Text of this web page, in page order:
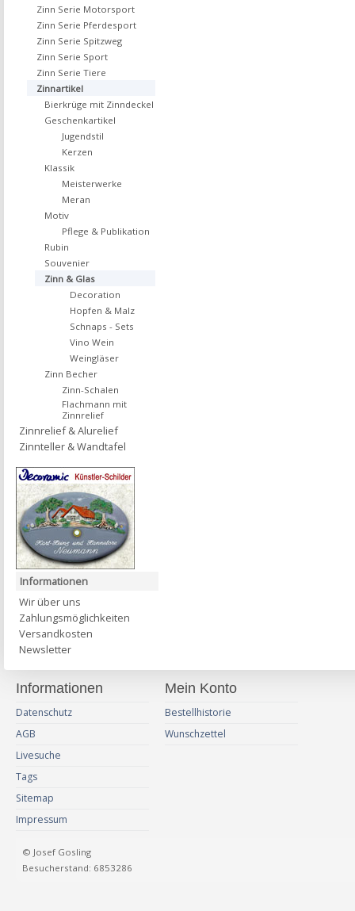
Zinn Serie Motorsport
Zinn Serie Pferdesport
Zinn Serie Spitzweg
Zinn Serie Sport
Zinn Serie Tiere
Zinnartikel
Bierkrüge mit Zinndeckel
Geschenkartikel
Jugendstil
Kerzen
Klassik
Meisterwerke
Meran
Motiv
Pflege & Publikation
Rubin
Souvenier
Zinn & Glas
Decoration
Hopfen & Malz
Schnaps - Sets
Vino Wein
Weingläser
Zinn Becher
Zinn-Schalen
Flachmann mit
Zinnrelief
Zinnrelief & Alurelief
Zinnteller & Wandtafel
Informationen
Wir über uns
Zahlungsmöglichkeiten
Versandkosten
Newsletter
Informationen
Datenschutz
AGB
Livesuche
Tags
Sitemap
Impressum
Mein Konto
Bestellhistorie
Wunschzettel
© Josef Gosling
Besucherstand: 6853286